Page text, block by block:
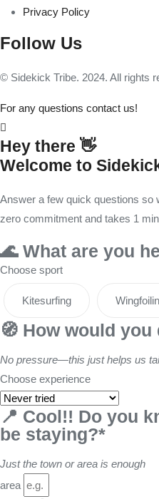
Privacy Policy
Follow Us
© Sidekick Tribe. 2024. All rights
For any questions contact us!
Hey there 👋
Welcome to
Answer a few quick questions
zero commitment and takes 1
🌊 What are you
Choose sport
Kitesurfing
🧭 How would
No pressure—this just helps us
Choose experience
📍 Cool!! Do you
be staying?*
Just the town or area is enough
area